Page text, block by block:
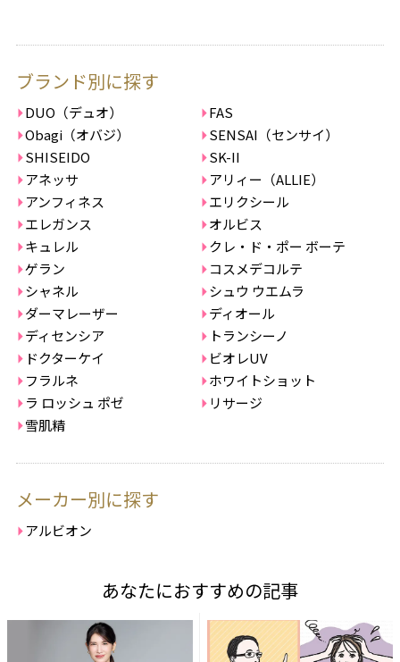
ブランド別に探す
DUO（デュオ）
FAS
Obagi（オバジ）
SENSAI（センサイ）
SHISEIDO
SK-II
アネッサ
アリィー（ALLIE）
アンフィネス
エリクシール
エレガンス
オルビス
キュレル
クレ・ド・ポー ボーテ
ゲラン
コスメデコルテ
シャネル
シュウ ウエムラ
ダーマレーザー
ディオール
ディセンシア
トランシーノ
ドクターケイ
ビオレUV
フラルネ
ホワイトショット
ラ ロッシュ ポゼ
リサージ
雪肌精
メーカー別に探す
アルビオン
あなたにおすすめの記事